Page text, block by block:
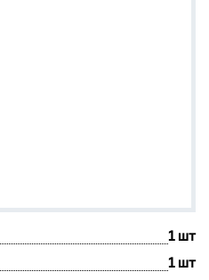
1 шт
1 шт